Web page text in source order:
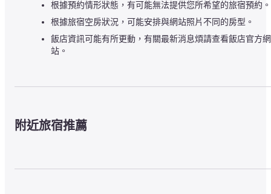
根據預約情形狀態，有可能無法提供您所希望的旅宿預約。
根據旅宿空房狀況，可能安排與網站照片不同的房型。
飯店資訊可能有所更動，有關最新消息煩請查看飯店官方網
站。
附近旅宿推薦